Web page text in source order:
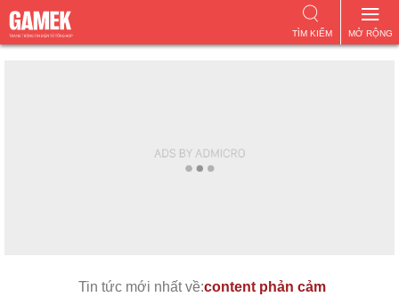
MỞ RỘNG
TÌM KIẾM
Tin tức mới nhất về:content phản cảm